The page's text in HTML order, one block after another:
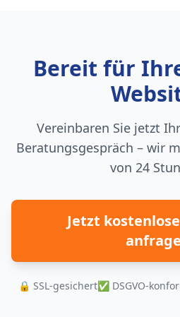
Bereit für
Vereinbaren Sie jetzt
Beratungsgespräch – wir
von 24
Jetzt
🔒 SSL-gesichert✅ DSGVO-